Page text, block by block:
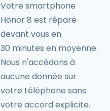
Votre smartphone
Honor 8 est réparé
devant vous en
30 minutes en moyenne.
Nous n'accédons à
aucune donnée sur
votre téléphone sans
votre accord explicite.